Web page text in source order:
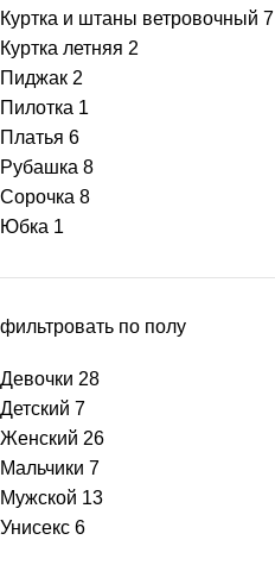
Куртка и штаны ветровочный 7
Куртка летняя 2
Пиджак 2
Пилотка 1
Платья 6
Рубашка 8
Сорочка 8
Юбка 1
фильтровать по полу
Девочки 28
Детский 7
Женский 26
Мальчики 7
Мужской 13
Унисекс 6